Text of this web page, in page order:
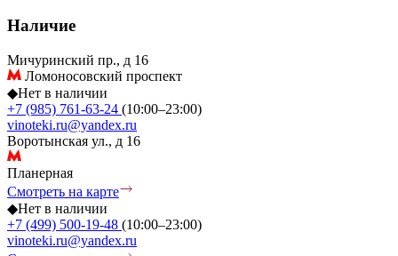
Наличие
Мичуринский пр., д 16
Ломоносовский проспект
◆Нет в наличии
+7 (985) 761-63-24 (10:00–23:00)
vinoteki.ru@yandex.ru
Воротынская ул., д 16
Планерная
Смотреть на карте
◆Нет в наличии
+7 (499) 500-19-48 (10:00–23:00)
vinoteki.ru@yandex.ru